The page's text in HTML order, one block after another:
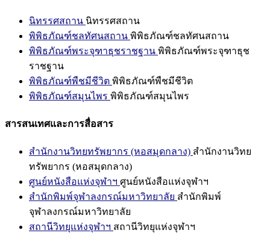
นิทรรศสถาน นิทรรศสถาน
พิพิธภัณฑ์ชลทัศนสถาน พิพิธภัณฑ์ชลทัศนสถาน
พิพิธภัณฑ์พระจุฑาธุชราชฐาน พิพิธภัณฑ์พระจุฑาธุช
ราชฐาน
พิพิธภัณฑ์พืชมีชีวิต พิพิธภัณฑ์พืชมีชีวิต
พิพิธภัณฑ์สมุนไพร พิพิธภัณฑ์สมุนไพร
สารสนเทศและการสื่อสาร
สำนักงานวิทยทรัพยากร (หอสมุดกลาง) สำนักงานวิทย
ทรัพยากร (หอสมุดกลาง)
ศูนย์หนังสือแห่งจุฬาฯ ศูนย์หนังสือแห่งจุฬาฯ
สำนักพิมพ์จุฬาลงกรณ์มหาวิทยาลัย สำนักพิมพ์
จุฬาลงกรณ์มหาวิทยาลัย
สถานีวิทยุแห่งจุฬาฯ สถานีวิทยุแห่งจุฬาฯ